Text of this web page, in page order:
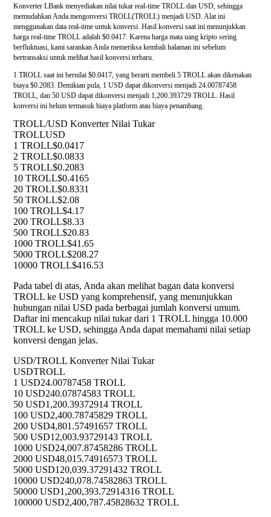
Konverter LBank menyediakan nilai tukar real-time TROLL dan USD, sehingga
memudahkan Anda mengonversi TROLL(TROLL) menjadi USD. Alat ini
menggunakan data real-time untuk konversi. Hasil konversi saat ini menunjukkan
harga real-time TROLL adalah $0.0417. Karena harga mata uang kripto sering
berfluktuasi, kami sarankan Anda memeriksa kembali halaman ini sebelum
bertransaksi untuk melihat hasil konversi terbaru.
1 TROLL saat ini bernilai $0.0417, yang berarti membeli 5 TROLL akan dikenakan
biaya $0.2083. Demikian pula, 1 USD dapat dikonversi menjadi 24.00787458
TROLL, dan 50 USD dapat dikonversi menjadi 1,200.393729 TROLL. Hasil
konversi ini belum termasuk biaya platform atau biaya penambang.
TROLL/USD Konverter Nilai Tukar
TROLLUSD
1 TROLL$0.0417
2 TROLL$0.0833
5 TROLL$0.2083
10 TROLL$0.4165
20 TROLL$0.8331
50 TROLL$2.08
100 TROLL$4.17
200 TROLL$8.33
500 TROLL$20.83
1000 TROLL$41.65
5000 TROLL$208.27
10000 TROLL$416.53
Pada tabel di atas, Anda akan melihat bagan data konversi
TROLL ke USD yang komprehensif, yang menunjukkan
hubungan nilai USD pada berbagai jumlah konversi umum.
Daftar ini mencakup nilai tukar dari 1 TROLL hingga 10.000
TROLL ke USD, sehingga Anda dapat memahami nilai setiap
konversi dengan jelas.
USD/TROLL Konverter Nilai Tukar
USDTROLL
1 USD24.00787458 TROLL
10 USD240.07874583 TROLL
50 USD1,200.39372914 TROLL
100 USD2,400.78745829 TROLL
200 USD4,801.57491657 TROLL
500 USD12,003.93729143 TROLL
1000 USD24,007.87458286 TROLL
2000 USD48,015.74916573 TROLL
5000 USD120,039.37291432 TROLL
10000 USD240,078.74582863 TROLL
50000 USD1,200,393.72914316 TROLL
100000 USD2,400,787.45828632 TROLL